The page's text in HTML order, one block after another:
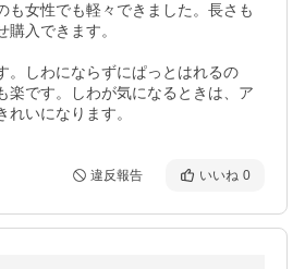
も女性でも軽々できました。長さも
入できます。
。しわにならずにぱっとはれるの
楽です。しわが気になるときは、ア
れいになります。
違反報告 いいね 0